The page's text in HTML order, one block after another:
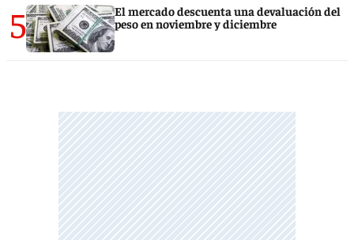
5
El mercado descuenta una devaluación del
peso en noviembre y diciembre